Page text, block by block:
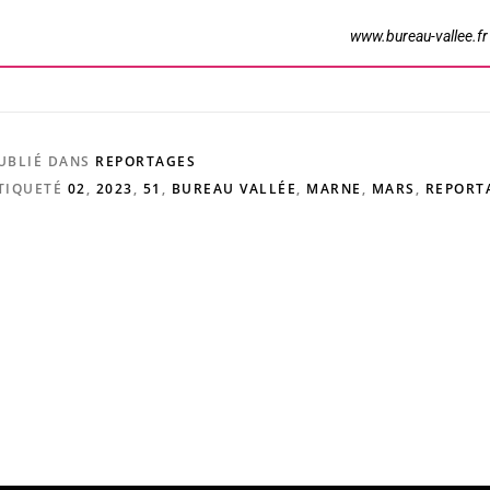
www.bureau-vallee.fr
DANS REPORTAGES
02, 2023, 51 , BUREAU VALLÉE, MARNE , MARS ,